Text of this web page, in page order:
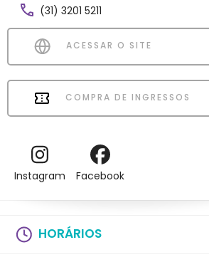
(31) 3201 5211
ACESSAR O SITE
COMPRA DE INGRESSOS
Instagram Facebook
HORÁRIOS